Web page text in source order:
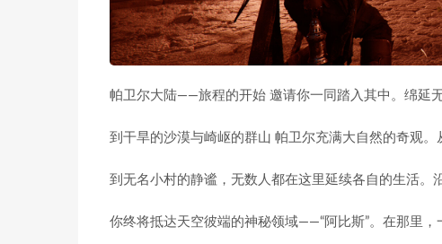
帕卫尔大陆——旅程的开始 邀请你一同踏入其中。绵延
到干旱的沙漠与崎岖的群山 帕卫尔充满大自然的奇观。
到无名小村的静谧，无数人都在这里延续各自的生活。
你终将抵达天空彼端的神秘领域——“阿比斯”。在那里，